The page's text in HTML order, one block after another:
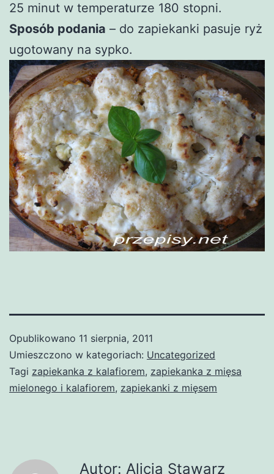
25 minut w temperaturze 180 stopni.
Sposób podania – do zapiekanki pasuje ryż
ugotowany na sypko.
Opublikowano 11 sierpnia, 2011
Umieszczono w kategoriach: Uncategorized
Tagi zapiekanka z kalafiorem, zapiekanka z mięsa
mielonego i kalafiorem, zapiekanki z mięsem
Autor: Alicja Stawarz